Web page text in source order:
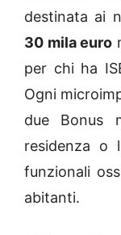
destinata ai
30 mila euro
per chi ha
Ogni
due Bonus
residenza o
funzionali
abitanti.